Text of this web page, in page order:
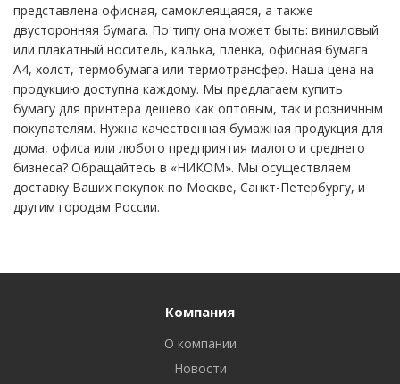
представлена офисная, самоклеящаяся, а также
двусторонняя бумага. По типу она может быть: виниловый
или плакатный носитель, калька, пленка, офисная бумага
А4, холст, термобумага или термотрансфер. Наша цена на
продукцию доступна каждому. Мы предлагаем купить
бумагу для принтера дешево как оптовым, так и розничным
покупателям. Нужна качественная бумажная продукция для
дома, офиса или любого предприятия малого и среднего
бизнеса? Обращайтесь в «НИКОМ». Мы осуществляем
доставку Ваших покупок по Москве, Санкт-Петербургу, и
другим городам России.
Компания
О компании
Новости